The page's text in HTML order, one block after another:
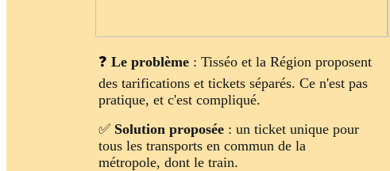
❓ Le problème : Tisséo et la Région proposent
des tarifications et tickets séparés. Ce n'est pas
pratique, et c'est compliqué.
✅ Solution proposée : un ticket unique pour
tous les transports en commun de la
métropole, dont le train.